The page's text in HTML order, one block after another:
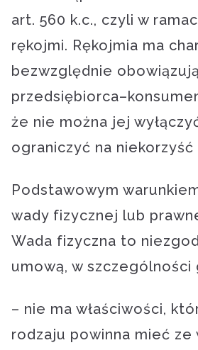
art. 560 k.c., czyli w
rękojmi. Rękojmia ma
bezwzględnie
że nie można jej
ograniczyć na niekorzyść
Podstawowym
wady fizycznej lub
Wada fizyczna to
umową, w szczególności
– nie ma właściwości,
rodzaju powinna mieć ze